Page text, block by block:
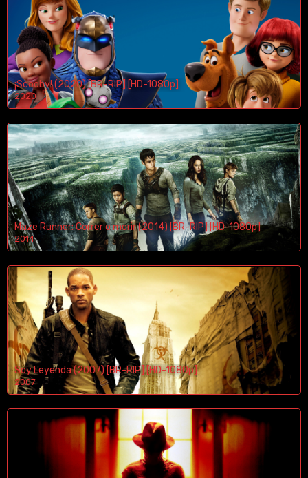
¡Scooby! (2020) [BR-RIP] [HD-1080p]
2020
1080p/720p
Maze Runner: Correr o morir (2014) [BR-RIP] [HD-1080p]
2014
1080p/720p
Soy Leyenda (2007) [BR-RIP] [HD-1080p]
2007
1080p/720p